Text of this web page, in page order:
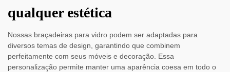
qualquer estética
Nossas braçadeiras para vidro podem ser adaptadas para
diversos temas de design, garantindo que combinem
perfeitamente com seus móveis e decoração. Essa
personalização permite manter uma aparência coesa em todo o